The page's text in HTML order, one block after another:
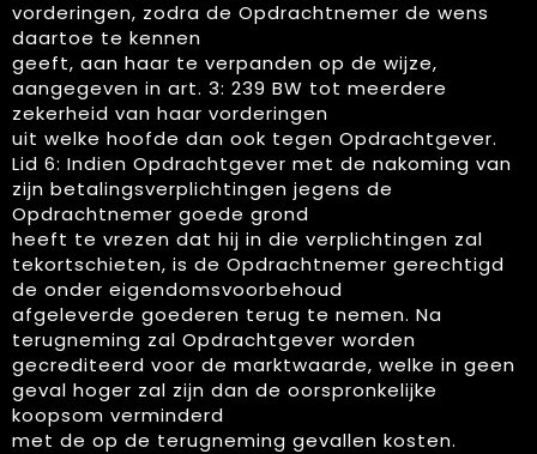
vorderingen, zodra de Opdrachtnemer de wens
daartoe te kennen
geeft, aan haar te verpanden op de wijze,
aangegeven in art. 3: 239 BW tot meerdere
zekerheid van haar vorderingen
uit welke hoofde dan ook tegen Opdrachtgever.
Lid 6: Indien Opdrachtgever met de nakoming van
zijn betalingsverplichtingen jegens de
Opdrachtnemer goede grond
heeft te vrezen dat hij in die verplichtingen zal
tekortschieten, is de Opdrachtnemer gerechtigd
de onder eigendomsvoorbehoud
afgeleverde goederen terug te nemen. Na
terugneming zal Opdrachtgever worden
gecrediteerd voor de marktwaarde, welke in geen
geval hoger zal zijn dan de oorspronkelijke
koopsom verminderd
met de op de terugneming gevallen kosten.